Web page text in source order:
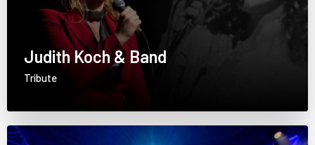
Judith Koch & Band
Tribute